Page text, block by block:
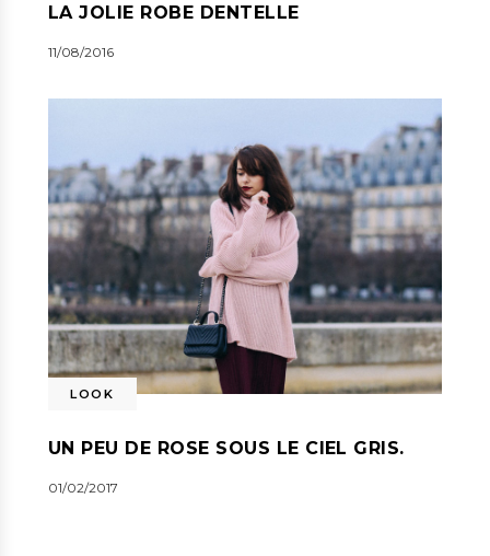
LA JOLIE ROBE DENTELLE
11/08/2016
LOOK
UN PEU DE ROSE SOUS LE CIEL GRIS.
01/02/2017